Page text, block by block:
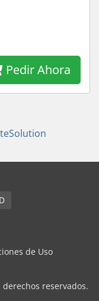
Pedir Ahora
de Uso
reservados.